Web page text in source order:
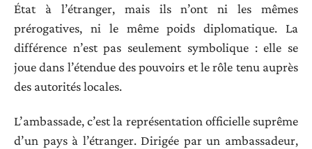
État à l’étranger, mais ils n’ont ni les mêmes
prérogatives, ni le même poids diplomatique. La
différence n’est pas seulement symbolique : elle se
joue dans l’étendue des pouvoirs et le rôle tenu auprès
des autorités locales.
L’ambassade, c’est la représentation officielle suprême
d’un pays à l’étranger. Dirigée par un ambassadeur,